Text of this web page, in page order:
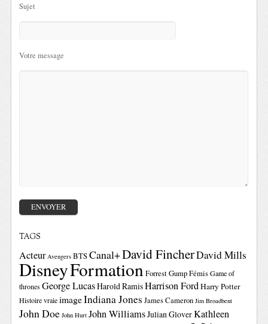
Sujet
Votre message
TAGS
Acteur Avengers BTSCanal+David FincherDavid Mills
DisneyFormationForrest GumpFémis Game of
thrones George LucasHarold RamisHarrison FordHarry Potter
Histoire vraie imageIndiana Jones James Cameron Jim Broadbent
John Doe John Hurt John WilliamsJulian GloverKathleen